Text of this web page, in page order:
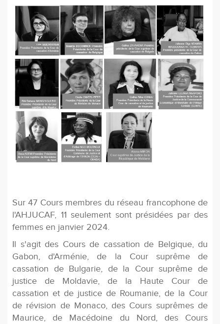
Sur 47 Cours membres du réseau francophone de
l'AHJUCAF, 11 seulement sont présidées par des
femmes en janvier 2024.
Il s'agit des Cours de cassation de Belgique, du
Gabon, d'Arménie, de la Cour suprême de
cassation de Bulgarie, de la Cour suprême de
justice de Moldavie, de la Haute Cour de
cassation et de justice de Roumanie, de la Cour
de révision de Monaco, des Cours suprêmes de
Maurice, de Macédoine du Nord, des Cours